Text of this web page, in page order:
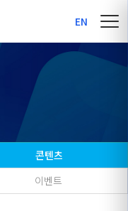
EN
콘텐츠
이벤트